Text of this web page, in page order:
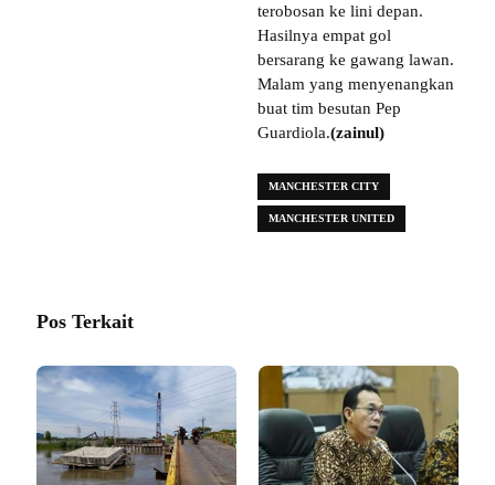
terobosan ke lini depan.
Hasilnya empat gol
bersarang ke gawang lawan.
Malam yang menyenangkan
buat tim besutan Pep
Guardiola.(zainul)
MANCHESTER CITY
MANCHESTER UNITED
Pos Terkait